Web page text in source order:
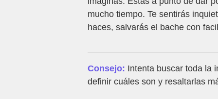
mucho tiempo. Te sentirás
haces, salvarás el bache con
Consejo: Intenta buscar toda la
definir cuáles son y resaltarlas